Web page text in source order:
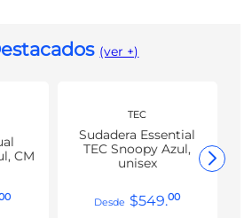
(ver +)
CM
TEC
Sudadera Essential
TEC Snoopy Azul,
unisex
$549.00